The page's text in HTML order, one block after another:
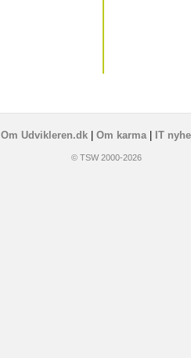
Om Udvikleren.dk| Om karma| IT
© TSW 2000-2026